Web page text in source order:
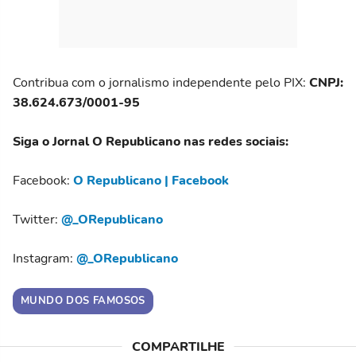
Contribua com o jornalismo independente pelo PIX: CNPJ:
38.624.673/0001-95
Siga o Jornal O Republicano nas redes sociais:
Facebook: O Republicano | Facebook
Twitter: @_ORepublicano
Instagram: @_ORepublicano
MUNDO DOS FAMOSOS